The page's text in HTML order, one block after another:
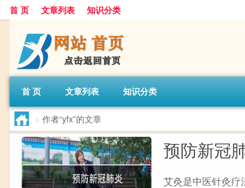
首 页 文章列表 知识分类
首 页 文章列表 知识分类
> 作者“yfx”的文章
预防新冠
艾灸是中医针灸疗